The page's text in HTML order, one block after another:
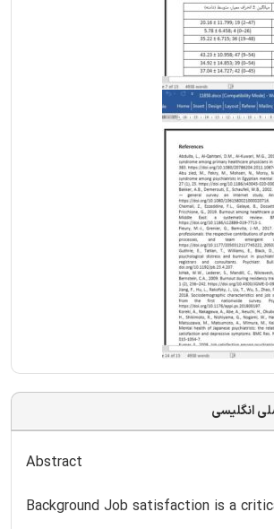
انگلیسی
Abstract
Background Job satisfaction is a